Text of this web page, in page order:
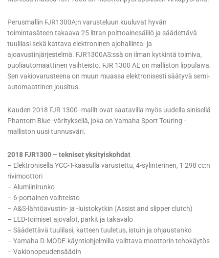
Perusmallin FJR1300A:n varusteluun kuuluvat hyvän
toimintasäteen takaava 25 litran polttoainesäiliö ja säädettävä
tuulilasi sekä kattava elektroninen ajohallinta- ja
ajoavustinjärjestelmä. FJR1300AS:ssä on ilman kytkintä toimiva,
puoliautomaattinen vaihteisto. FJR 1300 AE on malliston lippulaiva.
Sen vakiovarusteena on muun muassa elektronisesti säätyvä semi-
automaattinen jousitus.
Kauden 2018 FJR 1300 -mallit ovat saatavilla myös uudella sinisellä
Phantom Blue -värityksellä, joka on Yamaha Sport Touring -
malliston uusi tunnusväri.
2018 FJR1300 – tekniset yksityiskohdat
– Elektronisella YCC-T-kaasulla varustettu, 4-sylinterinen, 1 298 cc:n
rivimoottori
– Alumiinirunko
– 6-portainen vaihteisto
– A&S-lähtöavustin- ja -luistokytkin (Assist and slipper clutch)
– LED-toimiset ajovalot, parkit ja takavalo
– Säädettävä tuulilasi, katteen tuuletus, istuin ja ohjaustanko
– Yamaha D-MODE-käyntiohjelmilla valittava moottorin tehokäytös
– Vakionopeudensäädin